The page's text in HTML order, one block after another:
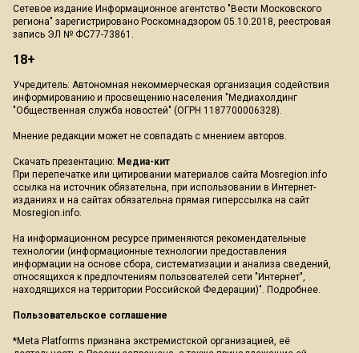
Сетевое издание Информационное агентство "Вести Московского
региона" зарегистрировано Роскомнадзором 05.10.2018, реестровая
запись ЭЛ № ФС77-73861.
18+
Учредитель: Автономная некоммерческая организация содействия
информированию и просвещению населения "Медиахолдинг
"Общественная служба новостей" (ОГРН 1187700006328).
Мнение редакции может не совпадать с мнением авторов.
Скачать презентацию: Медиа-кит
При перепечатке или цитировании материалов сайта Mosregion.info
ссылка на источник обязательна, при использовании в Интернет-
изданиях и на сайтах обязательна прямая гиперссылка на сайт
Mosregion.info.
На информационном ресурсе применяются рекомендательные
технологии (информационные технологии предоставления
информации на основе сбора, систематизации и анализа сведений,
относящихся к предпочтениям пользователей сети "Интернет",
находящихся на территории Российской Федерации)". Подробнее.
Пользовательское соглашение
*Meta Platforms признана экстремистской организацией, её